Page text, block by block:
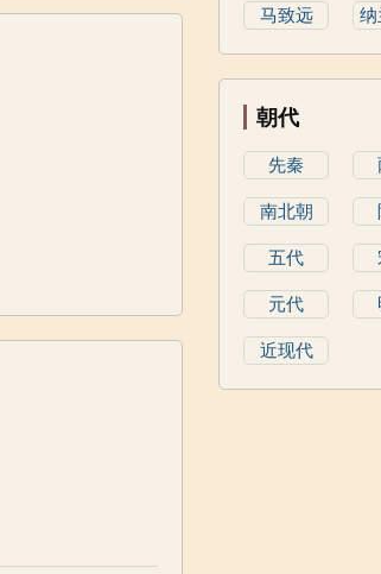
马致远 纳
朝代
先秦
南北朝
五代
元代
近现代